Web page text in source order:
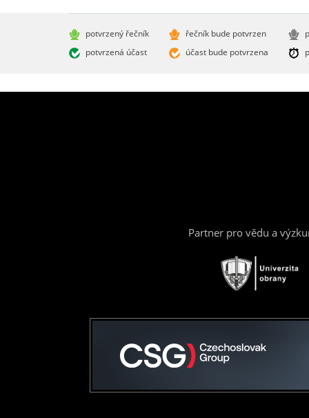
potvrzený řečník
potvrzená účast
řečník bude potvrzen
účast bude potvrzena
Partner pro vědu a